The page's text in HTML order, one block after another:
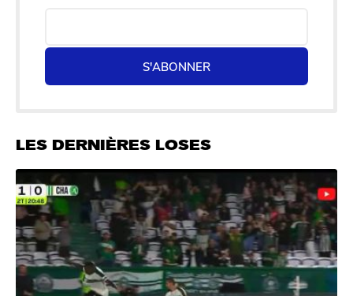
S'ABONNER
LES DERNIÈRES LOSES